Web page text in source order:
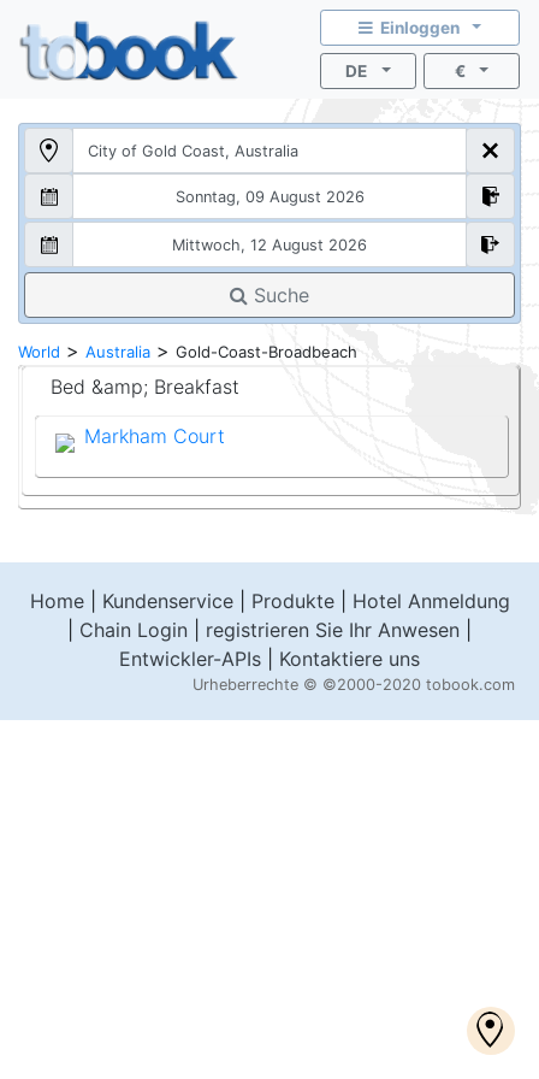
Einloggen
DE €
Suche
World > Australia > Gold-Coast-Broadbeach
Bed &amp; Breakfast
Markham Court
Home| Kundenservice| Produkte| Hotel Anmeldung
Chain Login registrieren Sie Ihr Anwesen
Entwickler-APIs
Kontaktiere uns
Urheberrechte © ©2000-2020 tobook.com